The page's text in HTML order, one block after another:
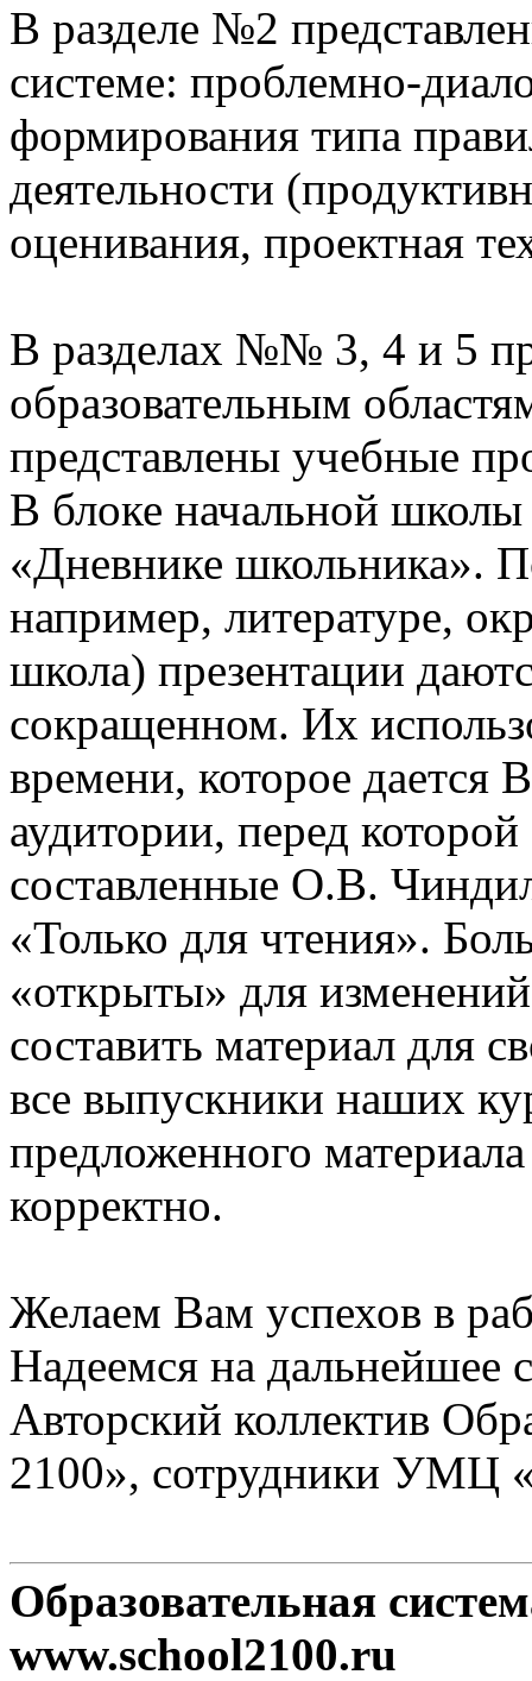
В разделе №2
системе: проблемно-
формирования типа
деятельности
оценивания, проектная
В разделах №№ 3, 4 и 5
образовательным
представлены учебные
В блоке начальной
«Дневнике школьника».
например, литературе,
школа) презентации
сокращенном. Их
времени, которое дается
аудитории, перед
составленные О.В.
«Только для чтения».
«открыты» для
составить материал для
все выпускники наших
предложенного
корректно.
Желаем Вам успехов в
Надеемся на дальнейшее
Авторский коллектив
2100», сотрудники УМЦ
Образовательная
www.school2100.ru